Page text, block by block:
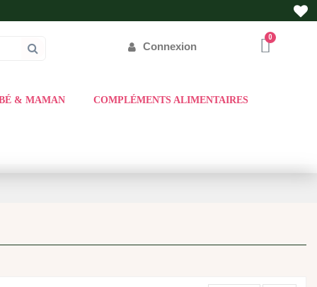
Connexion
& MAMAN COMPLÉMENTS ALIMENTAIRES